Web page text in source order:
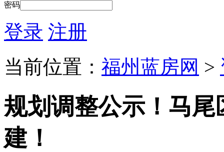
密码
登录 注册
当前位置： 福州蓝房网 >
规划调整公示！马
建！